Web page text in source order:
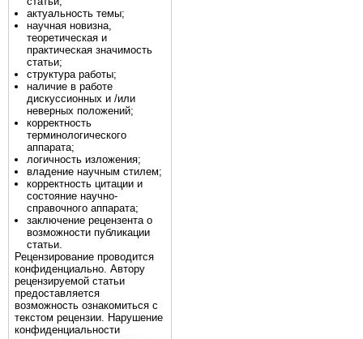
актуальность темы;
научная новизна,
теоретическая и
практическая значимость
статьи;
структура работы;
наличие в работе
дискуссионных и /или
неверных положений;
корректность
терминологического
аппарата;
логичность изложения;
владение научным стилем;
корректность цитации и
состояние научно-
справочного аппарата;
заключение рецензента о
возможности публикации
статьи.
Рецензирование проводится
конфиденциально. Автору
рецензируемой статьи
предоставляется
возможность ознакомиться с
текстом рецензии. Нарушение
конфиденциальности